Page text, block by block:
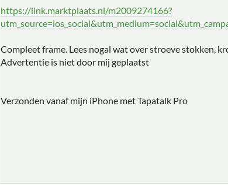
https://link.marktplaats.nl/m2009274166?
Compleet frame. Lees nogal wat over stroeve stokken,
Advertentie is niet door mij geplaatst
Verzonden vanaf mijn iPhone met Tapatalk Pro